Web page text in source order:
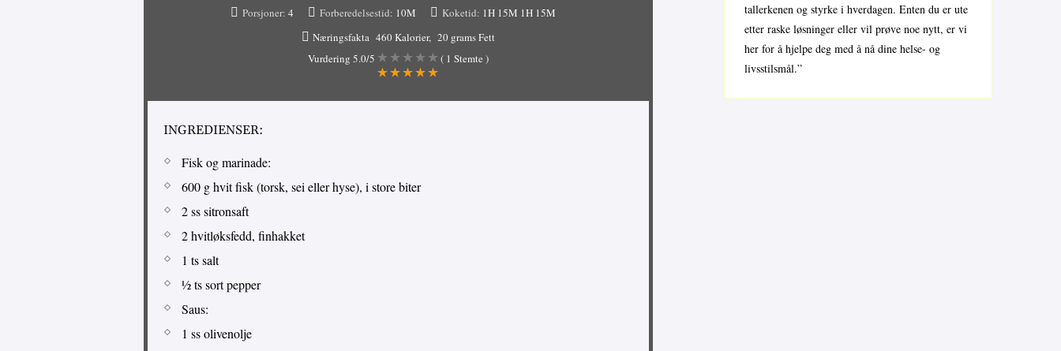
Porsjoner: 4 Forberedelsestid: 10M Koketid: 1H 15M 1H 15M
Næringsfakta 460 Kalorier
20 grams Fett
Vurdering 5.0/5 ( 1 Stemte )
INGREDIENSER:
Fisk og marinade:
600 g hvit fisk (torsk, sei eller hyse), i store biter
2 ss sitronsaft
2 hvitløksfedd, finhakket
1 ts salt
½ ts sort pepper
Saus:
1 ss olivenolje
tallerkenen og styrke i hverdagen. Enten du er ute
etter raske løsninger eller vil prøve noe nytt, er vi
her for å hjelpe deg med å nå dine helse- og
livsstilsmål.”